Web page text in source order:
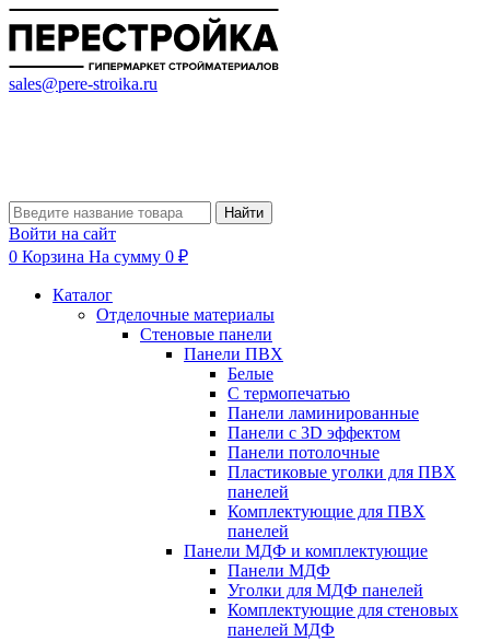
sales@pere-stroika.ru
Найти
Войти на сайт
0 Корзина На сумму 0 ₽
Каталог
Отделочные материалы
Стеновые панели
Панели ПВХ
Белые
С термопечатью
Панели ламинированные
Панели с 3D эффектом
Панели потолочные
Пластиковые уголки для ПВХ
панелей
Комплектующие для ПВХ
панелей
Панели МДФ и комплектующие
Панели МДФ
Уголки для МДФ панелей
Комплектующие для стеновых
панелей МДФ